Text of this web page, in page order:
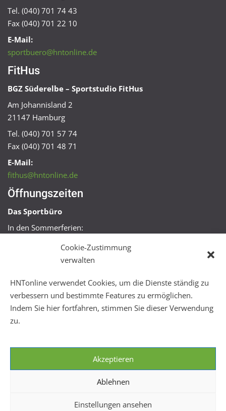
Cookie-Zustimmung
verwalten
HNTonline verwendet Cookies, um die Dienste ständig zu
verbessern und bestimmte Features zu ermöglichen.
Indem Sie hier fortfahren, stimmen Sie dieser Verwendung
zu.
Akzeptieren
Ablehnen
Einstellungen ansehen
Tel. (040) 701 74 43
Fax (040) 701 22 10
E-Mail:
sportbuero@hntonline.de
FitHus
BGZ Süderelbe – Sportstudio FitHus
Am Johannisland 2
21147 Hamburg
Tel. (040) 701 57 74
Fax (040) 701 48 71
E-Mail:
fithus@hntonline.de
Öffnungszeiten
Das Sportbüro
In den Sommerferien:
Mo + Mi 16:00 – 18:00 Uhr
Mo – Fr 08:00 – 22:00 Uhr
Sa + So 10:00 – 18:00 Uhr